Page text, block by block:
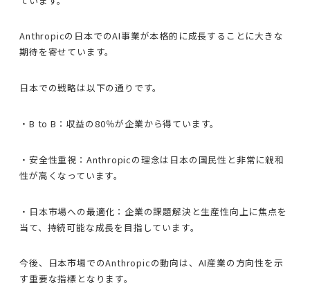
Anthropicの日本でのAI事業が本格的に成長することに大きな
期待を寄せています。
日本での戦略は以下の通りです。
・B to B：収益の80％が企業から得ています。
・安全性重視：Anthropicの理念は日本の国民性と非常に親和
性が高くなっています。
・日本市場への最適化：企業の課題解決と生産性向上に焦点を
当て、持続可能な成長を目指しています。
今後、日本市場でのAnthropicの動向は、AI産業の方向性を示
す重要な指標となります。